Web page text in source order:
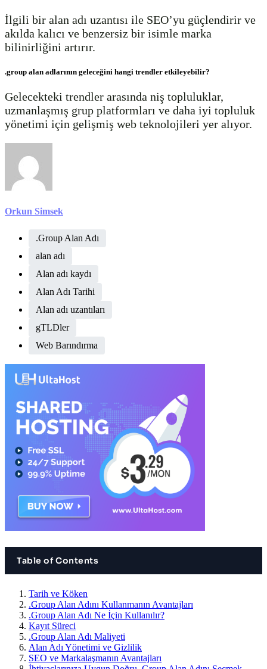
İlgili bir alan adı uzantısı ile SEO’yu güçlendirir ve
akılda kalıcı ve benzersiz bir isimle marka
bilinirliğini artırır.
.group alan adlarının geleceğini hangi trendler etkileyebilir?
Gelecekteki trendler arasında niş topluluklar,
uzmanlaşmış grup platformları ve daha iyi topluluk
yönetimi için gelişmiş web teknolojileri yer alıyor.
Orkun Simsek
.Group Alan Adı
alan adı
Alan adı kaydı
Alan Adı Tarihi
Alan adı uzantıları
gTLDler
Web Barındırma
Table of Contents
Tarih ve Köken
.Group Alan Adını Kullanmanın Avantajları
.Group Alan Adı Ne İçin Kullanılır?
Kayıt Süreci
.Group Alan Adı Maliyeti
Alan Adı Yönetimi ve Gizlilik
SEO ve Markalaşmanın Avantajları